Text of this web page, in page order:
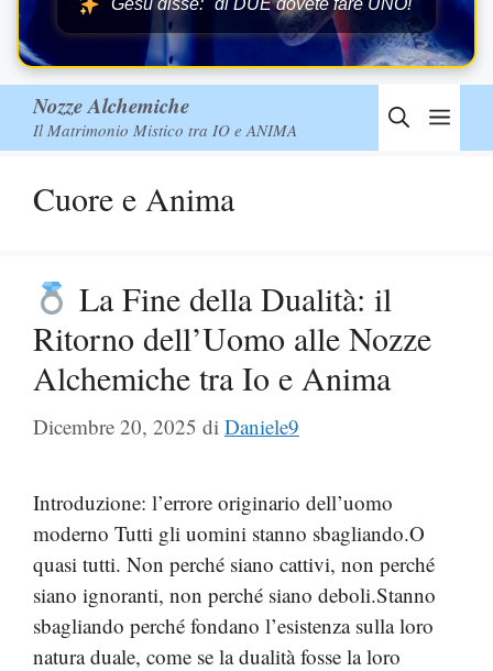
Gesù disse: "di DUE dovete fare UNO!"
Nozze Alchemiche
Il Matrimonio Mistico tra IO e ANIMA
Cuore e Anima
La Fine della Dualità: il
Ritorno dell’Uomo alle Nozze
Alchemiche tra Io e Anima
Dicembre 20, 2025 di Daniele9
Introduzione: l’errore originario dell’uomo
moderno Tutti gli uomini stanno sbagliando.O
quasi tutti. Non perché siano cattivi, non perché
siano ignoranti, non perché siano deboli.Stanno
sbagliando perché fondano l’esistenza sulla loro
natura duale, come se la dualità fosse la loro